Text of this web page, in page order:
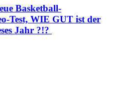
Basketball-
Test, WIE GUT ist der
Jahr ?!?